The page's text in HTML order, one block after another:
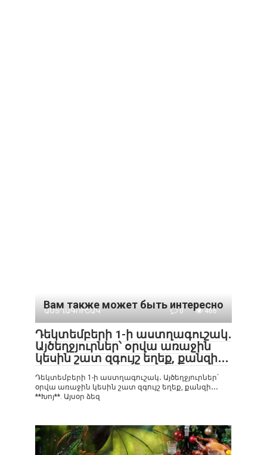
Вам также может быть интересно
ԱՍՏՂԱԳՈՒՇԱԿ 0 466
Դեկտեմբերի 1-ի աստղագուշակ․
Այծեղջյուրներ՝ օրվա առաջին
կեսին շատ զգույշ եղեք, քանզի․․․
Դեկտեմբերի 1-ի աստղագուշակ․ Այծեղջյուրներ՝
օրվա առաջին կեսին շատ զգույշ եղեք, քանզի․․․
**Խոյ**. Այսօր ձեզ